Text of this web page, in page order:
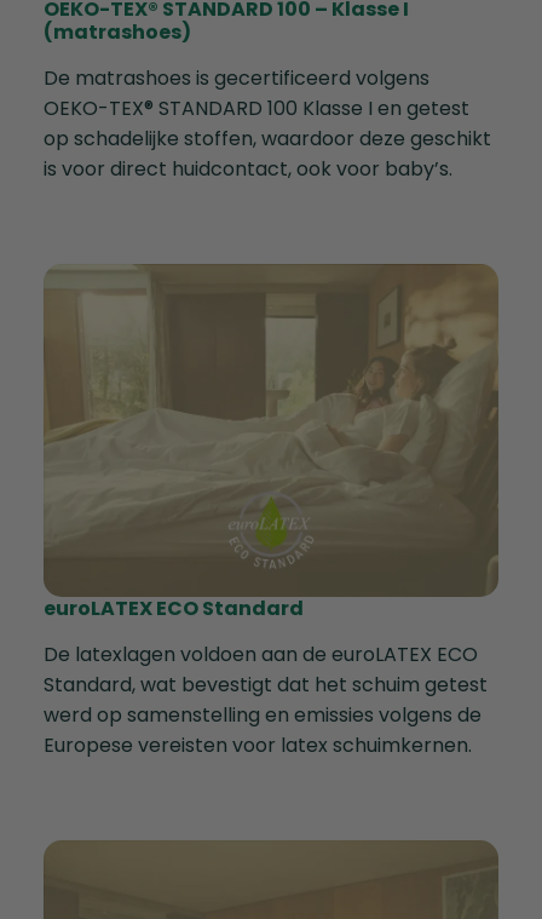
OEKO-TEX® STANDARD 100 – Klasse I
(matrashoes)
De matrashoes is gecertificeerd volgens
OEKO-TEX® STANDARD 100 Klasse I en getest
op schadelijke stoffen, waardoor deze geschikt
is voor direct huidcontact, ook voor baby’s.
euroLATEX ECO Standard
De latexlagen voldoen aan de euroLATEX ECO
Standard, wat bevestigt dat het schuim getest
werd op samenstelling en emissies volgens de
Europese vereisten voor latex schuimkernen.